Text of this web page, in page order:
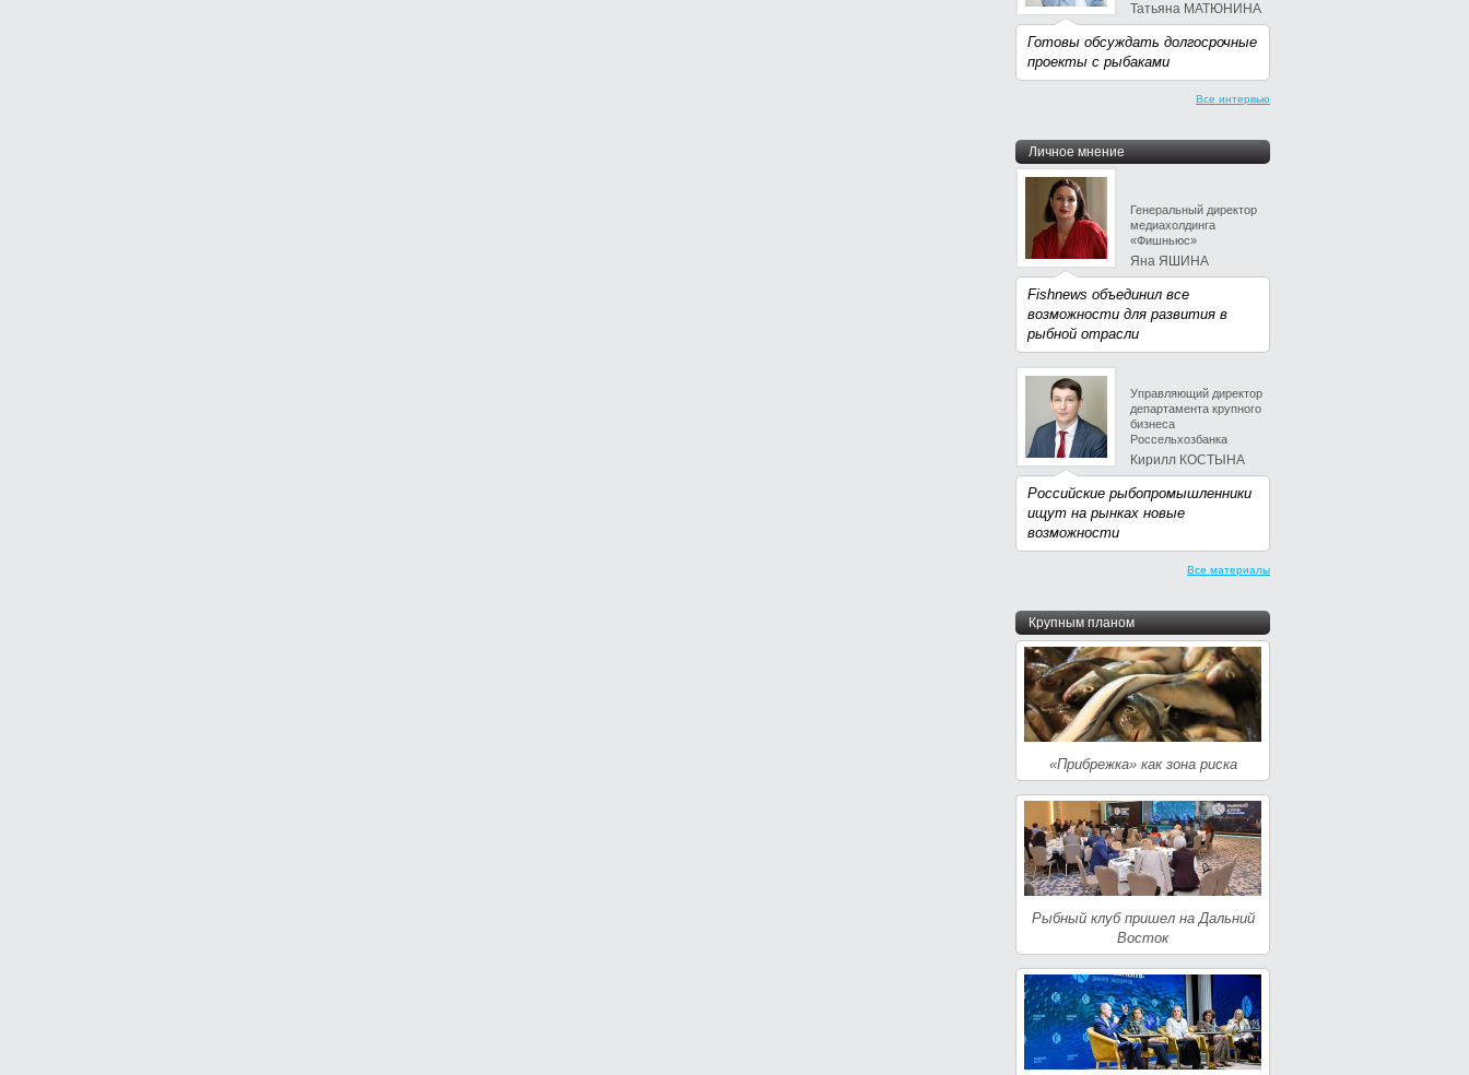
Татьяна МАТЮНИНА
Готовы обсуждать долгосрочные
проекты с рыбаками
Все интервью
Личное мнение
Генеральный директор
медиахолдинга
«Фишньюс»
Яна ЯШИНА
Fishnews объединил все
возможности для развития в
рыбной отрасли
Управляющий директор
департамента крупного
бизнеса
Россельхозбанка
Кирилл КОСТЫНА
Российские рыбопромышленники
ищут на рынках новые
возможности
Все материалы
Крупным планом
«Прибрежка» как зона риска
Рыбный клуб пришел на Дальний
Восток